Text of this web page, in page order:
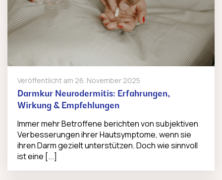
Veröffentlicht am 26. November 2025
Darmkur Neurodermitis: Erfahrungen,
Wirkung & Empfehlungen
Immer mehr Betroffene berichten von subjektiven
Verbesserungen ihrer Hautsymptome, wenn sie
ihren Darm gezielt unterstützen. Doch wie sinnvoll
ist eine [...]